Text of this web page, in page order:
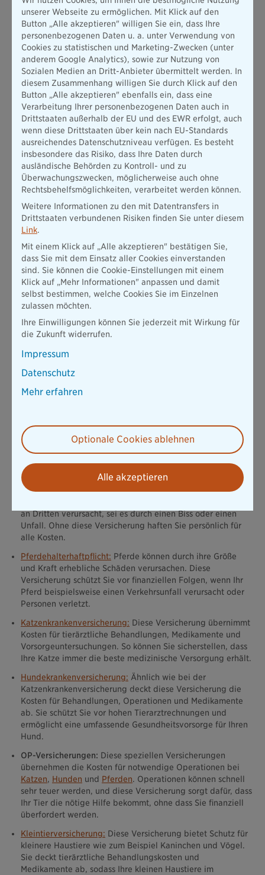
Darum die Bayerische wählen
Über 160 Jahre Erfahrung
Gegründet 1858: Die Bayerische blickt auf eine
lange Geschichte zurück. Dieses Fundament aus
mehr als 160 Jahren Erfahrung bedeutet für Sie:
Wir sind ein Partner, der Krisen kennt, sie
überstanden hat und heute stärker ist als je zuvor.
Finanzielle Stärke mit Substanz
Die Bayerische ist solide bilanziert und langfristig
ausgerichtet. Unabhängige Ratingagenturen
bestätigen unsere finanzielle Stärke Jahr für Jahr.
nicht in Quartalen denkt, sondern in Generationen.
Persönlich. Kompetent. Verlässlich.
Als mittelständischer Versicherer mit bayerischen
Fachkompetenz.
Statt anonymer Massenabfertigung: Sie erhalten
individuelle Beratung von Menschen, die ihr
Welche Tierversicherungen gibt es und wer
braucht sie?
Hundehalterhaftpflicht:Diese Versicherung ist in vielen
an Dritten verursacht, sei es durch einen Biss oder einen
Unfall. Ohne diese Versicherung haften Sie persönlich für
alle Kosten.
Pferdehalterhaftpflicht: Pferde können durch ihre Größe
und Kraft erhebliche Schäden verursachen. Diese
Versicherung schützt Sie vor finanziellen Folgen, wenn Ihr
Pferd beispielsweise einen Verkehrsunfall verursacht oder
Personen verletzt.
Katzenkrankenversicherung: Diese Versicherung übernimmt
Kosten für tierärztliche Behandlungen, Medikamente und
Vorsorgeuntersuchungen. So können Sie sicherstellen, dass
Ihre Katze immer die beste medizinische Versorgung erhält.
Hundekrankenversicherung: Ähnlich wie bei der
Katzenkrankenversicherung deckt diese Versicherung die
Kosten für Behandlungen, Operationen und Medikamente
ab. Sie schützt Sie vor hohen Tierarztrechnungen und
ermöglicht eine umfassende Gesundheitsvorsorge für Ihren
Hund.
OP-Versicherungen: Diese speziellen Versicherungen
übernehmen die Kosten für notwendige Operationen bei
Katzen, Hunden und Pferden. Operationen können schnell
sehr teuer werden, und diese Versicherung sorgt dafür, dass
Ihr Tier die nötige Hilfe bekommt, ohne dass Sie finanziell
überfordert werden.
Kleintierversicherung: Diese Versicherung bietet Schutz für
kleinere Haustiere wie zum Beispiel Kaninchen und Vögel.
Sie deckt tierärztliche Behandlungskosten und
Medikamente ab, sodass Ihre kleinen Haustiere im
unserer Webseite zu ermöglichen. Mit Klick auf den
Button „Alle akzeptieren" willigen Sie ein, dass Ihre
personenbezogenen Daten u. a. unter Verwendung von
Cookies zu statistischen und Marketing-Zwecken (unter
anderem Google Analytics), sowie zur Nutzung von
Sozialen Medien an Dritt-Anbieter übermittelt werden. In
diesem Zusammenhang willigen Sie durch Klick auf den
Button „Alle akzeptieren" ebenfalls ein, dass eine
Verarbeitung Ihrer personenbezogenen Daten auch in
Drittstaaten außerhalb der EU und des EWR erfolgt, auch
wenn diese Drittstaaten über kein nach EU-Standards
ausreichendes Datenschutzniveau verfügen. Es besteht
insbesondere das Risiko, dass Ihre Daten durch
ausländische Behörden zu Kontroll- und zu
Überwachungszwecken, möglicherweise auch ohne
Rechtsbehelfsmöglichkeiten, verarbeitet werden können.
Weitere Informationen zu den mit Datentransfers in
Drittstaaten verbundenen Risiken finden Sie unter diesem
Link.
Mit einem Klick auf „Alle akzeptieren" bestätigen Sie,
dass Sie mit dem Einsatz aller Cookies einverstanden
sind. Sie können die Cookie-Einstellungen mit einem
Klick auf „Mehr Informationen" anpassen und damit
selbst bestimmen, welche Cookies Sie im Einzelnen
zulassen möchten.
Ihre Einwilligungen können Sie jederzeit mit Wirkung für
die Zukunft widerrufen.
Impressum
Datenschutz
Mehr erfahren
Optionale Cookies ablehnen
Alle akzeptieren